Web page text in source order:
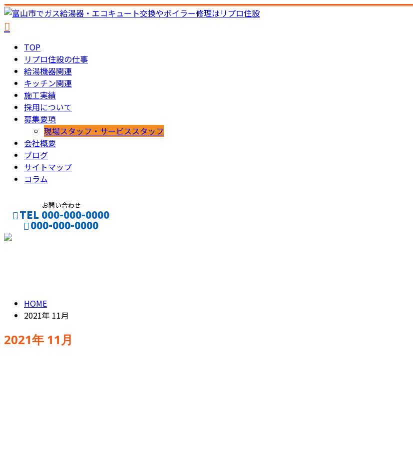
TOP
リプロ住設の仕事
給湯機器関連
キッチン関連
施工実績
採用について
募集要項
現場スタッフ・サービススタッフ
会社概要
ブログ
サイトマップ
コラム
お問い合わせ
TEL 000-000-0000
000-000-0000
HOME
2021年 11月
2021年 11月